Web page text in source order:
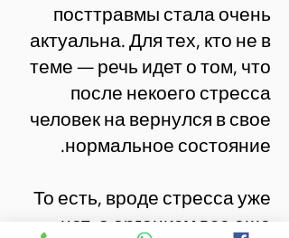
посттравмы стала очень
актуальна. Для тех, кто не в
теме — речь идет о том, что
после некоего стресса
человек на вернулся в свое
нормальное состояние.
То есть, вроде стресса уже
нет, а организм все еще